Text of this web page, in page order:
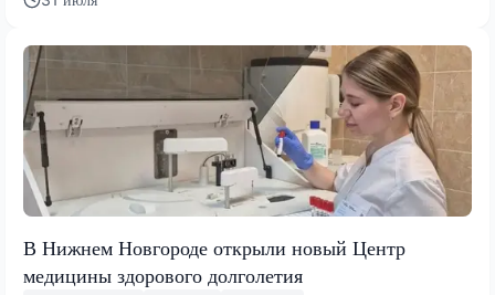
В Нижнем Новгороде открыли новый Центр
медицины здорового долголетия